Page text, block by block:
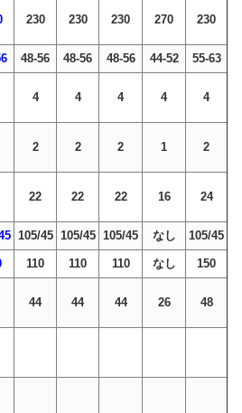
230 230 230 270 230
48-56 48-56 48-56 44-52 55-63
4 4 4 4 4
2 2 2 1 2
22 22 22 16 24
105/45 105/45 105/45 なし 105/45
110 110 110 なし 150
44 44 44 26 48